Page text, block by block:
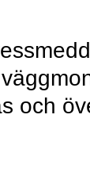
och